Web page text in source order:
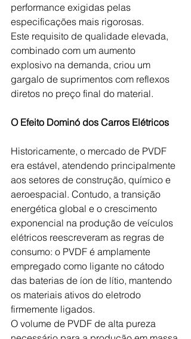
performance exigidas pelas
especificações mais rigorosas.
Este requisito de qualidade elevada,
combinado com um aumento
explosivo na demanda, criou um
gargalo de suprimentos com reflexos
diretos no preço final do material.
O Efeito Dominó dos Carros Elétricos
Historicamente, o mercado de PVDF
era estável, atendendo principalmente
aos setores de construção, químico e
aeroespacial. Contudo, a transição
energética global e o crescimento
exponencial na produção de veículos
elétricos reescreveram as regras de
consumo: o PVDF é amplamente
empregado como ligante no cátodo
das baterias de íon de lítio, mantendo
os materiais ativos do eletrodo
firmemente ligados.
O volume de PVDF de alta pureza